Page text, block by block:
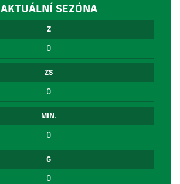
AKTUÁLNÍ SEZÓNA
Z
0
ZS
0
MIN.
0
G
0